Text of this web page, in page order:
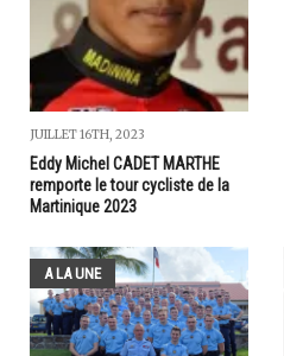
JUILLET 16TH, 2023
Eddy Michel CADET MARTHE
remporte le tour cycliste de la
Martinique 2023
A LA UNE